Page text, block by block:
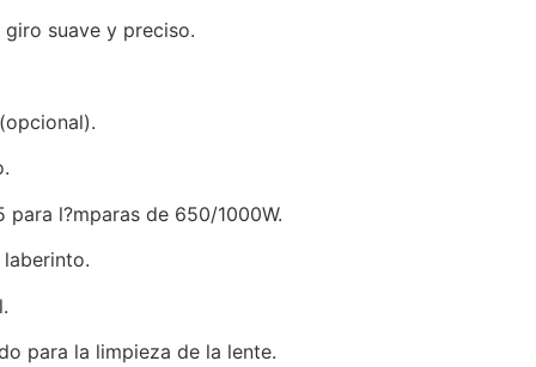
suave y preciso.
para l?mparas de 650/1000W.
para la limpieza de la lente.